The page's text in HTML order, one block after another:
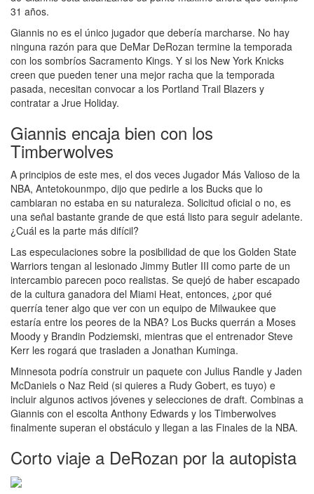
31 años.
Giannis no es el único jugador que debería marcharse. No hay
ninguna razón para que DeMar DeRozan termine la temporada
con los sombríos Sacramento Kings. Y si los New York Knicks
creen que pueden tener una mejor racha que la temporada
pasada, necesitan convocar a los Portland Trail Blazers y
contratar a Jrue Holiday.
Giannis encaja bien con los
Timberwolves
A principios de este mes, el dos veces Jugador Más Valioso de la
NBA, Antetokounmpo, dijo que pedirle a los Bucks que lo
cambiaran no estaba en su naturaleza. Solicitud oficial o no, es
una señal bastante grande de que está listo para seguir adelante.
¿Cuál es la parte más difícil?
Las especulaciones sobre la posibilidad de que los Golden State
Warriors tengan al lesionado Jimmy Butler III como parte de un
intercambio parecen poco realistas. Se quejó de haber escapado
de la cultura ganadora del Miami Heat, entonces, ¿por qué
querría tener algo que ver con un equipo de Milwaukee que
estaría entre los peores de la NBA? Los Bucks querrán a Moses
Moody y Brandin Podziemski, mientras que el entrenador Steve
Kerr les rogará que trasladen a Jonathan Kuminga.
Minnesota podría construir un paquete con Julius Randle y Jaden
McDaniels o Naz Reid (si quieres a Rudy Gobert, es tuyo) e
incluir algunos activos jóvenes y selecciones de draft. Combinas a
Giannis con el escolta Anthony Edwards y los Timberwolves
finalmente superan el obstáculo y llegan a las Finales de la NBA.
Corto viaje a DeRozan por la autopista